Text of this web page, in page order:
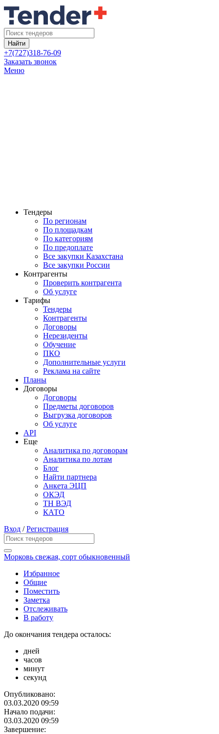
Найти
+7(727)318-76-09
Заказать звонок
Меню
Тендеры
По регионам
По площадкам
По категориям
По предоплате
Все закупки Казахстана
Все закупки России
Контрагенты
Проверить контрагента
Об услуге
Тарифы
Тендеры
Контрагенты
Договоры
Нерезиденты
Обучение
ПКО
Дополнительные услуги
Реклама на сайте
Планы
Договоры
Договоры
Предметы договоров
Выгрузка договоров
Об услуге
API
Еще
Аналитика по договорам
Аналитика по лотам
Блог
Найти партнера
Анкета ЭЦП
ОКЭД
ТН ВЭД
КАТО
Вход /Регистрация
Морковь свежая, сорт обыкновенный
Избранное
Общие
Поместить
Заметка
Отслеживать
В работу
До окончания тендера осталось:
дней
часов
минут
секунд
Опубликовано:
03.03.2020 09:59
Начало подачи:
03.03.2020 09:59
Завершение: